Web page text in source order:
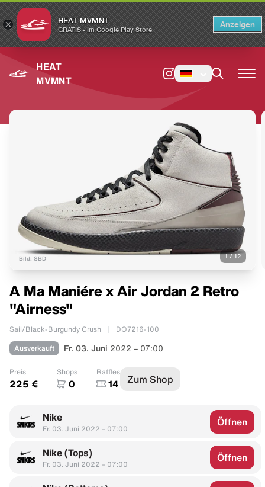
× HEAT MVMNT
GRATIS - Im Google Play Store
Anzeigen
HEAT
MVMNT
Bild: SBD 1/12
A Ma Maniére x Air Jordan 2 Retro
"Airness"
Sail/Black-Burgundy Crush DO7216-100
Ausverkauft Fr. 03. Juni 2022 – 07:00
Preis
225 €
Shops
0
Raffles
14 Zum Shop
Nike
Fr. 03. Juni 2022 – 07:00
Öffnen
Nike (Tops)
Fr. 03. Juni 2022 – 07:00
Öffnen
Switch to the English version? Switch ×